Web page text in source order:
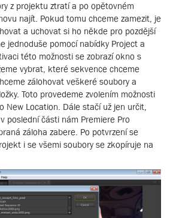
z projektu ztratí a po opětovném
najít. Pokud tomu chceme zamezit, je
a uchovat si ho někde pro pozdější
jednoduše pomocí nabídky Project a
této možnosti se zobrazí okno s
vybrat, které sekvence chceme
zálohovat veškeré soubory a
Toto provedeme zvolením možnosti
New Location. Dále stačí už jen určit,
poslední části nám Premiere Pro
záloha zabere. Po potvrzení se
i se všemi soubory se zkopíruje na